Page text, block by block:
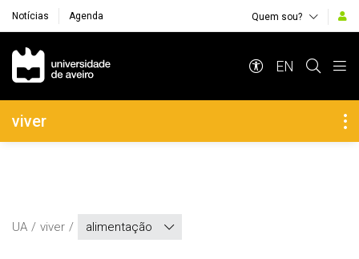
Notícias Agenda Quem sou?
Navegação Principal
EN
Navegação Lateral
viver
UA viver alimentação